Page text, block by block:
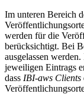
Im unteren Bereich
werden für die
berücksichtigt. Bei
ausgelassen
jeweiligen Eintrags
dass IBI-aws Clients